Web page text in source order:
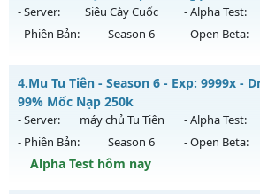
Antihack: gold
ngày 04/08/2626
Exp: 500x - Drop: 20%
Thể loại: Mu Nguyên bản Webzen
Antihack: Antihack
- Server: Siêu Cày Cuốc - Alpha Test:
- Phiên Bản:
Season 6 - Open Beta:
Cày Cực Thích - Drop Cao - Đánh Quái
Mu mới ra tháng 08 2026 - Mở máy chủ
13h ngày 16/08/2626
Exp: 800x - Drop: 20%
Kiểu reset: Reset In Game
4.Mu Tu Tiên - Season 6 - Exp: 9999x -
99% Mốc Nạp 250k
- Server: máy chủ Tu Tiên - Alpha Test:
- Phiên Bản:
Season 6 - Open Beta:
Alpha Test hôm nay